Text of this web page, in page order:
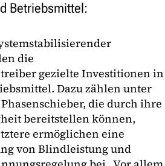
Betriebsmittel:
die
gezielte Investitionen in
Dazu zählen unter
die durch ihre
bereitstellen können,
ermöglichen eine
von Blindleistung und